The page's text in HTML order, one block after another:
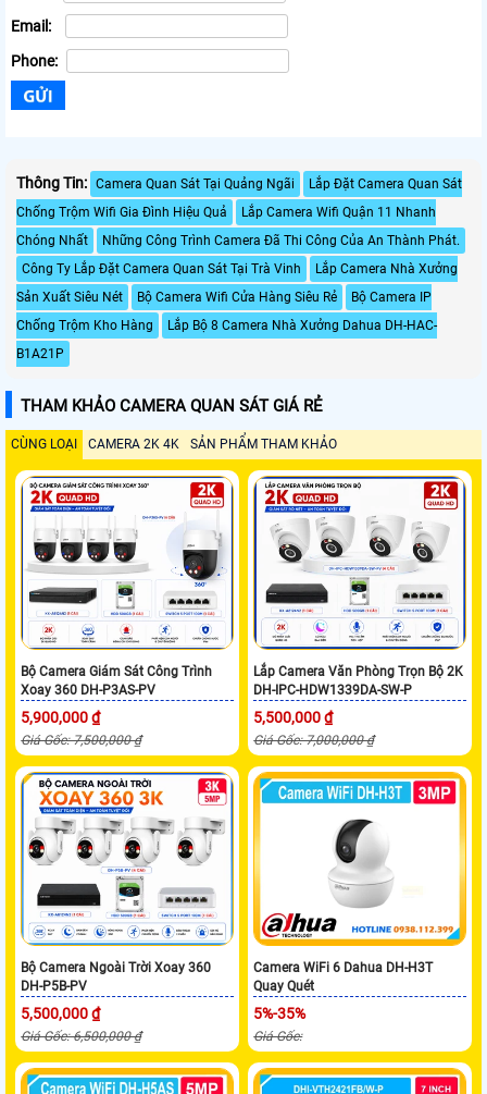
Email:
Phone:
Thông Tin: Camera Quan Sát Tại Quảng Ngãi
Lắp Đặt Camera Quan Sát
Chống Trộm Wifi Gia Đình Hiệu Quả
Lắp Camera Wifi Quận 11 Nhanh
Chóng Nhất
Những Công Trình Camera Đã Thi Công Của An Thành Phát.
Công Ty Lắp Đặt Camera Quan Sát Tại Trà Vinh
Lắp Camera Nhà Xưởng
Sản Xuất Siêu Nét
Bộ Camera Wifi Cửa Hàng Siêu Rẻ
Bộ Camera IP
Chống Trộm Kho Hàng
Lắp Bộ 8 Camera Nhà Xưởng Dahua DH-HAC-
B1A21P
THAM KHẢO CAMERA QUAN SÁT GIÁ RẺ
CÙNG LOẠI CAMERA 2K 4K SẢN PHẨM THAM KHẢO
Bộ Camera Giám Sát Công Trình
Xoay 360 DH-P3AS-PV
5,900,000 ₫
Giá Gốc: 7,500,000 ₫
Lắp Camera Văn Phòng Trọn Bộ 2K
DH-IPC-HDW1339DA-SW-P
5,500,000 ₫
Giá Gốc: 7,000,000 ₫
Bộ Camera Ngoài Trời Xoay 360
DH-P5B-PV
5,500,000 ₫
Giá Gốc: 6,500,000 ₫
Camera WiFi 6 Dahua DH-H3T
Quay Quét
5%-35%
Giá Gốc: